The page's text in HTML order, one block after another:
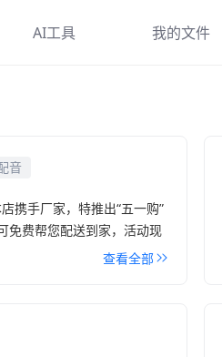
AI工具
我的文件
音
携手厂家，特推出“五一购”
免费帮您配送到家，活动现
查看全部